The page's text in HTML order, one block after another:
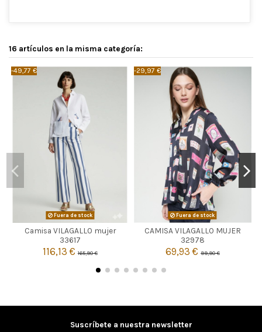
16 artículos en la misma categoría:
-49,77 €
Fuera de stock
Camisa VILAGALLO mujer
33617
116,13 €165,90 €
 Agotado
-29,97 €
Fuera de stock
CAMISA VILAGALLO MUJER
32978
69,93 € 99,90 €
 Agotado
Suscríbete a nuestra newsletter